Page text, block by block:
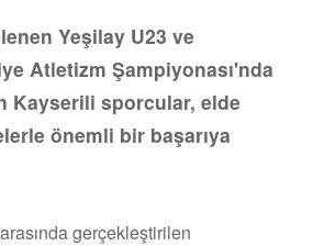
Yeşilay U23 ve
Atletizm Şampiyonası'nda
Kayserili sporcular, elde
önemli bir başarıya
gerçekleştirilen